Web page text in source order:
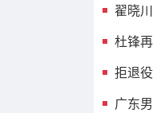
翟晓
杜锋
拒退
广东